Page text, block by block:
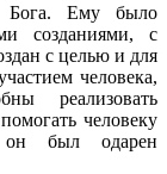
Бога. Ему было
созданиями, с
с целью и для
человека,
реализовать
человеку
он был одарен